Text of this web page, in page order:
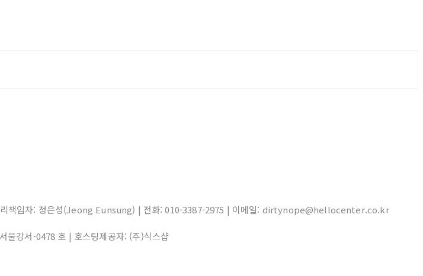
책임자: 정은성(Jeong Eunsung) | 전화: 010-3387-2975 | 이메일: dirtynope@hellocenter.co.kr
울강서-0478 호 | 호스팅제공자: (주)식스샵